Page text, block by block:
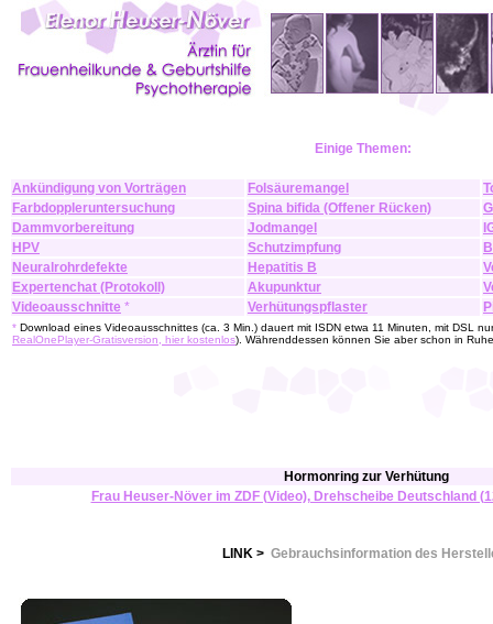
Einige Themen:
Ankündigung von Vorträgen Folsäuremangel
Farbdoppleruntersuchung
Spina bifida (Offener Rücken)
Dammvorbereitung
Jodmangel
HPV
Schutzimpfung
Neuralrohrdefekte
Hepatitis B
Expertenchat (Protokoll)
Akupunktur
Videoausschnitte * Verhütungspflaster
* Download eines Videoausschnittes (ca. 3 Min.) dauert mit ISDN etwa 11 Minuten, mit DSL
RealOnePlayer-Gratisversion, hier kostenlos). Währenddessen können Sie aber schon in
Hormonring zur Verhütung
Frau Heuser-Növer im ZDF (Video), Drehscheibe Deutschland
LINK > Gebrauchsinformation des